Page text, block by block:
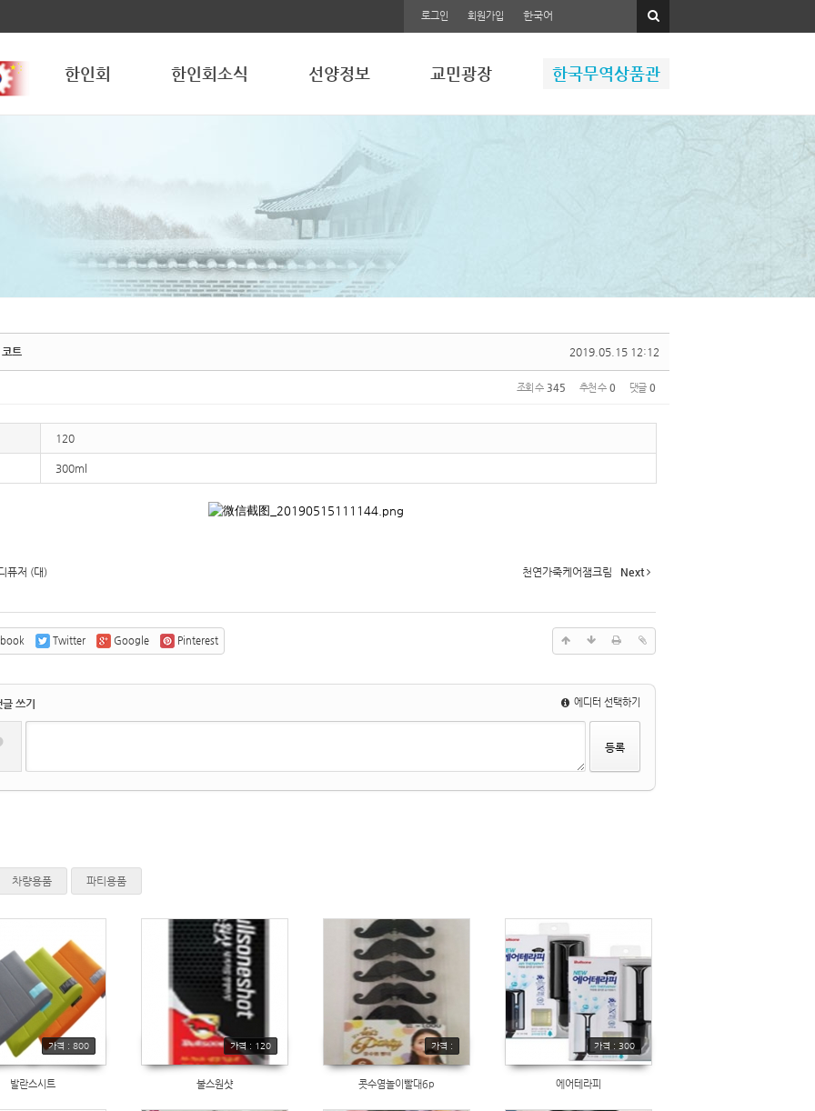
로그인 회원가입 한국어
한인회 한인회소식 선양정보 교민광장 한국무역상품관
2019.05.15 12:12
트
조회 수 345 추천 수 0 댓글 0
120
300ml
퓨저 (대) 천연가죽케어잼크림 Next
Twitter Google Pinterest
글 쓰기 에디터 선택하기
차량용품 파티용품
가격 : 800
발란스시트
가격 : 120
불스원샷
가격 :
콧수염놀이빨대6p
가격 : 300
에어테라피